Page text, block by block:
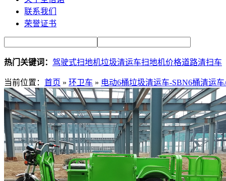
联系我们
荣誉证书
热门关键词： 驾驶式扫地机垃圾清运车扫地机价格道路清扫车
当前位置： 首页 » 环卫车 » 电动6桶垃圾清运车-SBN6桶清运